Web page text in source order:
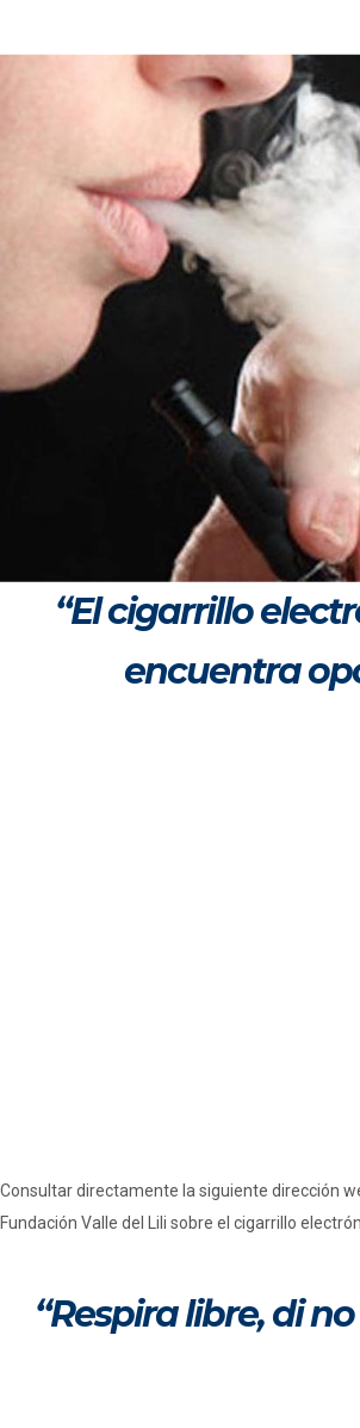
“El cigarrillo
encuentra
Consultar directamente la siguiente dirección
Fundación Valle del Lili sobre el cigarrillo
“Respira libre, di